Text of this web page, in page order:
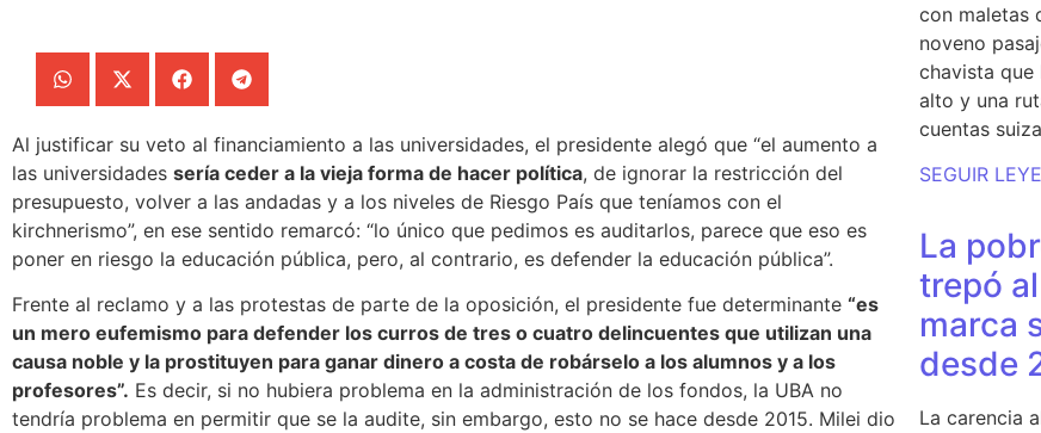
Al justificar su veto al financiamiento a las universidades, el presidente alegó que “el aumento a
las universidades sería ceder a la vieja forma de hacer política, de ignorar la restricción del
presupuesto, volver a las andadas y a los niveles de Riesgo País que teníamos con el
kirchnerismo”, en ese sentido remarcó: “lo único que pedimos es auditarlos, parece que eso es
poner en riesgo la educación pública, pero, al contrario, es defender la educación pública”.
Frente al reclamo y a las protestas de parte de la oposición, el presidente fue determinante “es
un mero eufemismo para defender los curros de tres o cuatro delincuentes que utilizan una
causa noble y la prostituyen para ganar dinero a costa de robárselo a los alumnos y a los
profesores”. Es decir, si no hubiera problema en la administración de los fondos, la UBA no
tendría problema en permitir que se la audite, sin embargo, esto no se hace desde 2015. Milei dio
con maletas
noveno
chavista que
alto y una
cuentas
SEGUIR
La
trepó
marca
desde
La carencia